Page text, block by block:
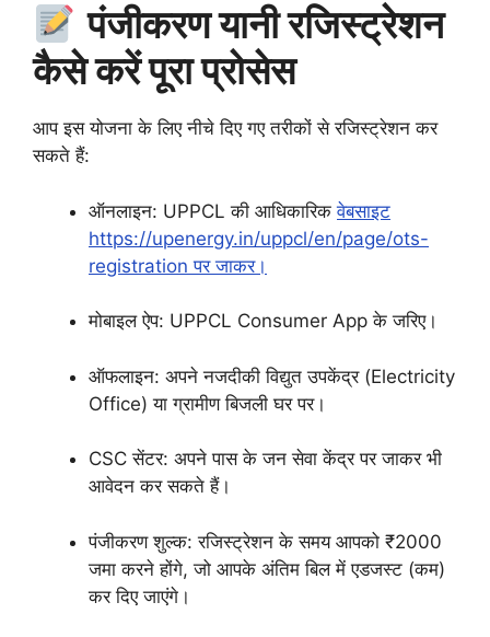
पंजीकरण यानी रजिस्ट्रेशन
कैसे करें पूरा प्रोसेस
आप इस योजना के लिए नीचे दिए गए तरीकों से रजिस्ट्रेशन कर
सकते हैं:
ऑनलाइन: UPPCL की आधिकारिकवेबसाइट
https://upenergy.in/uppcl/en/page/ots-
registration पर जाकर।
मोबाइल ऐप: UPPCL Consumer App के जरिए।
ऑफलाइन: अपने नजदीकी विद्युत उपकेंद्र (Electricity
Office) या ग्रामीण बिजली घर पर।
CSC सेंटर: अपने पास के जन सेवा केंद्र पर जाकर भी
आवेदन कर सकते हैं।
पंजीकरण शुल्क: रजिस्ट्रेशन के समय आपको ₹2000
जमा करने होंगे, जो आपके अंतिम बिल में एडजस्ट (कम)
कर दिए जाएंगे।